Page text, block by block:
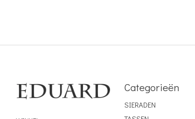
Categorieën
SIERADEN